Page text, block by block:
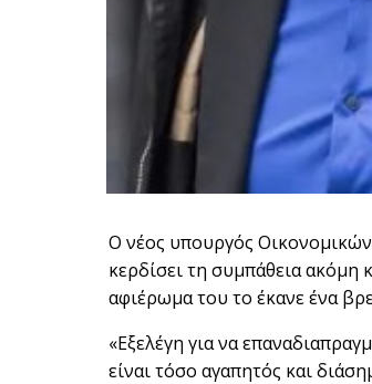
Ο νέος υπουργός
κερδίσει τη συμπάθεια
αφιέρωμα του το έκανε ένα
«Εξελέγη για να
είναι τόσο αγαπητός και